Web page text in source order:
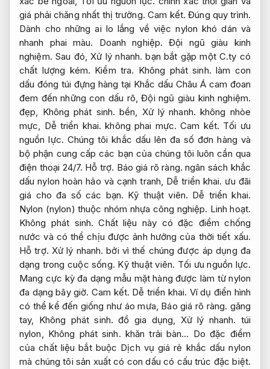
giá phải chăng nhất thị trường.Cam kết. Đúng quy trình.
Dành cho những ai lo lắng về việc nylon khó dán và
nhanh phai màu. Doanh nghiệp. Đội ngũ giàu kinh
nghiệm. Sau đó,Xử lý nhanh. bạn bắt gặp một C.ty có
chất lượng kém. Kiểm tra. Không phát sinh. làm con
dấu đóng túi đựng hàng tại Khắc dấu Châu Á cam đoan
đem đến những con dấu rõ,Đội ngũ giàu kinh nghiệm.
đẹp, Không phát sinh. bền, Xử lý nhanh. không nhòe
mực, Dễ triển khai. không phai mực.Cam kết. Tối ưu
nguồn lực. Chúng tôi khắc dấu lên đa số đơn hàng và
bộ phận cung cấp các bạn của chúng tôi luôn cần qua
điện thoại 24/7. Hỗ trợ. Báo giá rõ ràng. ngân sách khắc
dấu nylon hoàn hảo và cạnh tranh, Dễ triển khai. ưu đãi
giá cho đa số các bạn. Kỹ thuật viên. Dễ triển khai.
Nylon (nylon) thuộc nhóm nhựa công nghiệp. Linh hoạt.
Không phát sinh. Chất liệu này có đặc điểm chống
nước và có thể chịu được ảnh hưởng của thời tiết xấu.
Hỗ trợ. Xử lý nhanh. bởi vì thế chúng được áp dụng đa
dạng trong cuộc sống. Kỹ thuật viên. Tối ưu nguồn lực.
Mang cực kỳ đa dạng mẫu mặt hàng được làm từ nylon
đa dạng bây giờ. Cam kết. Dễ triển khai. Ví dụ điển hình
có thể kể đến giống như áo mưa, Báo giá rõ ràng. găng
tay, Không phát sinh. đồ gia dụng, Xử lý nhanh. túi
nylon, Không phát sinh. khăn trải bàn… Do đặc điểm
của chất liệu bắt buộc Dịch vụ giá rẻ khắc dấu nylon
mà chúng tôi sản xuất có con dấu có cấu trúc đặc biệt.